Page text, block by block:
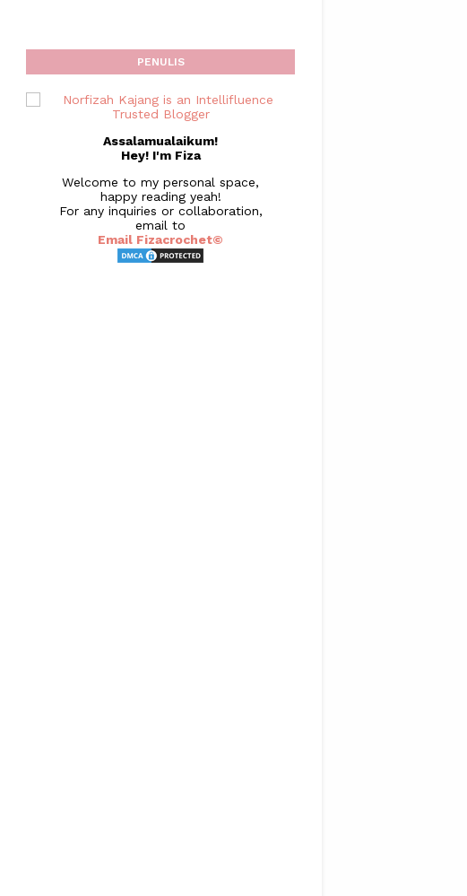
PENULIS
Assalamualaikum!
Hey! I'm Fiza
Welcome to my personal space,
happy reading yeah!
For any inquiries or collaboration,
email to
Email Fizacrochet©